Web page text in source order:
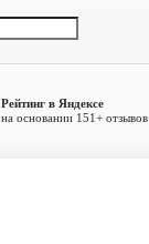
Рейтинг в Яндексе
на основании 151+ отзывов